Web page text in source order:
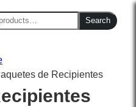
Search
de Recipientes